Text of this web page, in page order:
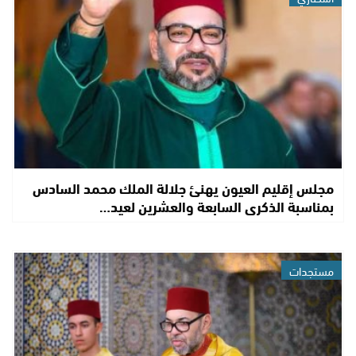
مجلس إقليم العيون يهنئ جلالة الملك محمد السادس
بمناسبة الذكرى السابعة والعشرين لعيد…
مستجدات